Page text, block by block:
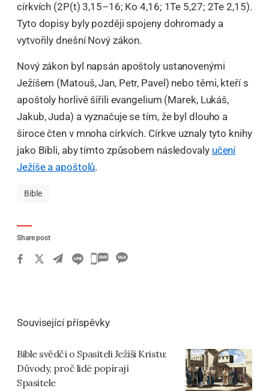
církvích (2P(t) 3,15–16; Ko 4,16; 1Te 5,27; 2Te 2,15).
Tyto dopisy byly později spojeny dohromady a
vytvořily dnešní Nový zákon.
Nový zákon byl napsán apoštoly ustanovenými
Ježíšem (Matouš, Jan, Petr, Pavel) nebo těmi, kteří s
apoštoly horlivě šířili evangelium (Marek, Lukáš,
Jakub, Juda) a vyznačuje se tím, že byl dlouho a
široce čten v mnoha církvích. Církve uznaly tyto knihy
jako Bibli, aby tímto způsobem následovaly učení
Ježíše a apoštolů.
Bible
Share post
카
하
기
Související příspěvky
Bible svědčí o Spasiteli Ježíši Kristu:
Důvody, proč lidé popírají
Spasitele